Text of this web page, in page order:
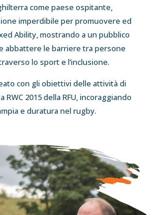
come paese ospitante,
imperdibile per promuovere ed
Ability, mostrando a un pubblico
abbattere le barriere tra persone
lo sport e l’inclusione.
con gli obiettivi delle attività di
2015 della RFU, incoraggiando
e duratura nel rugby.